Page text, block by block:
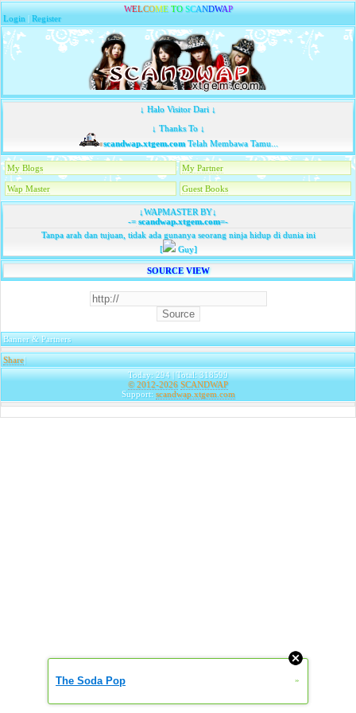
WELCOME TO SCANDWAP
Login |Register
↓ Halo Visitor Dari ↓
↓ Thanks To ↓
scandwap.xtgem.comTelah Membawa Tamu...
My Blogs My Partner
Wap Master Guest Books
↓WAPMASTER BY↓
-=scandwap.xtgem.com=-
Tanpa arah dan tujuan, tidak ada gunanya seorang ninja hidup di dunia ini
[
Guy]
SOURCE VIEW
Banner & Partners
Share|
Today: 294 | Total: 318599
© 2012-2026 SCANDWAP
Support: scandwap.xtgem.com
The Soda Pop »